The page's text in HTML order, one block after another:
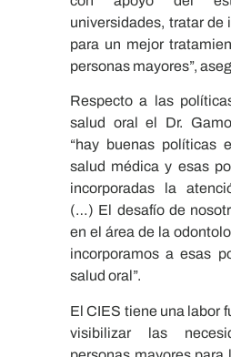
universidades, tratar de
para un mejor
personas mayores”,
Respecto a las
salud oral el Dr.
“hay buenas políticas
salud médica y esas
incorporadas la
(…) El desafío de
en el área de la
incorporamos a esas
salud oral”.
El CIES tiene una labor
visibilizar las